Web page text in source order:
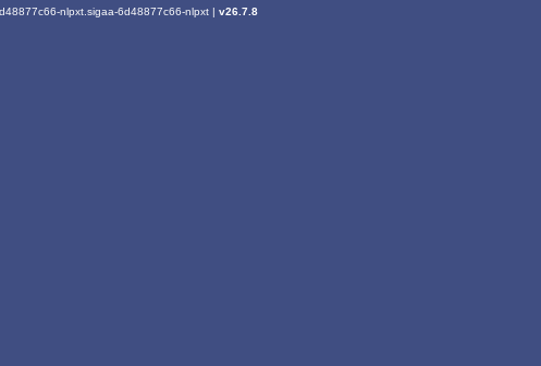
nlpxt.sigaa-6d48877c66-nlpxt | v26.7.8